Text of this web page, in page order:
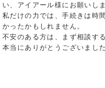
い、アイアール様にお願いし
私だけの力では、手続きは時
かったかもしれません。
不安のある方は、まず相談す
本当にありがとうございま